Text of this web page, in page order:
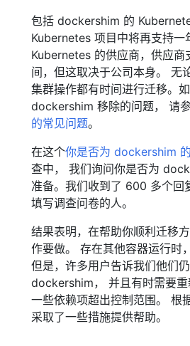
包括 dockershim 的
Kubernetes 项目中将再支持一
Kubernetes 的供应商，供应商
间，但这取决于公司本身。 无
集群操作都有时间进行迁移。
dockershim 移除的问题， 请
的常见问题。
在这个你是否为 dockershim
查中， 我们询问你是否为
准备。我们收到了 600 多个回
填写调查问卷的人。
结果表明，在帮助你顺利迁移
作要做。 存在其他容器运行时
但是，许多用户告诉我们他们
dockershim， 并且有时需要
一些依赖项超出控制范围。 根
采取了一些措施提供帮助。